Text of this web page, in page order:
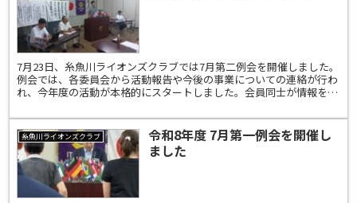
7月23日、糸魚川ライオンズクラブでは7月第二例会を開催しました。
例会では、各委員会から活動報告や今後の事業についての連絡が行わ
れ、今年度の活動が本格的にスタートしました。会員同士が情報を共
糸魚川ライオンズクラブ
令和8年度 7月第一例会を開催し
ました